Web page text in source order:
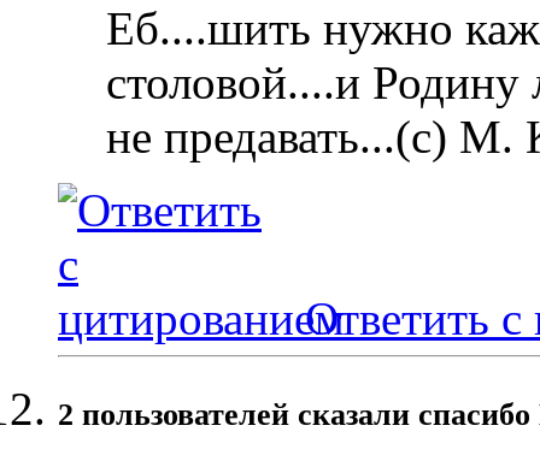
Еб....шить нужно
столовой....и
не предавать...(с) М.
Ответить с
2 пользователей сказали